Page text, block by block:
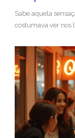
Sabe aquela
costumava ver nos